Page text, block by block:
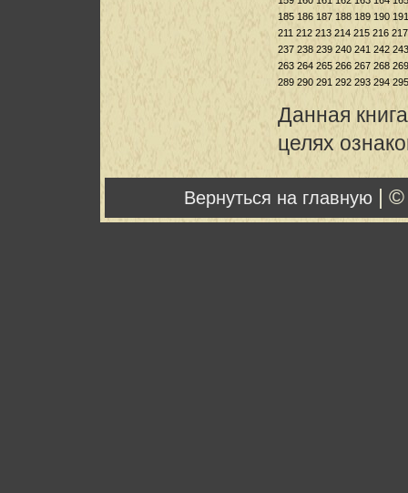
185 186 187 188 189 190 191
211 212 213 214 215 216 217
237 238 239 240 241 242 243
263 264 265 266 267 268 269
289 290 291 292 293 294 295
Данная
целях
Вернуться на главную |